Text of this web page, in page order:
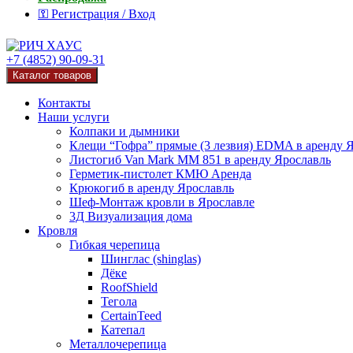
⚿ Регистрация / Вход
+7 (4852) 90-09-31
Каталог товаров
Контакты
Наши услуги
Колпаки и дымники
Клещи “Гофра” прямые (3 лезвия) EDMA в аренду
Листогиб Van Mark MM 851 в аренду Ярославль
Герметик-пистолет КМЮ Аренда
Крюкогиб в аренду Ярославль
Шеф-Монтаж кровли в Ярославле
3Д Визуализация дома
Кровля
Гибкая черепица
Шинглас (shinglas)
Дёке
RoofShield
Тегола
CertainTeed
Катепал
Металлочерепица